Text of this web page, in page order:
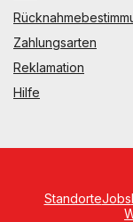
Zahlungsarten
Reklamation
Hilfe
StandorteJobs